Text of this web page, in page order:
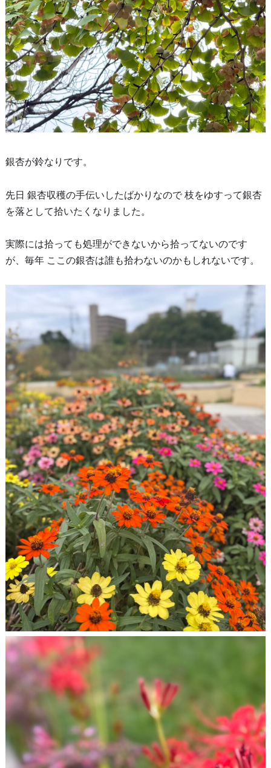
銀杏が鈴なりです。
先日 銀杏収穫の手伝いしたばかりなので 枝をゆすって銀杏
を落として拾いたくなりました。
実際には拾っても処理ができないから拾ってないのです
が、毎年 ここの銀杏は誰も拾わないのかもしれないです。